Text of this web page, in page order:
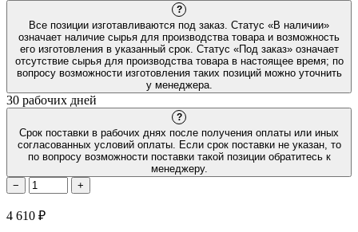
?
Все позиции изготавливаются под заказ. Статус «В наличии»
означает наличие сырья для производства товара и возможность
его изготовления в указанный срок. Статус «Под заказ» означает
отсутствие сырья для производства товара в настоящее время; по
вопросу возможности изготовления таких позиций можно уточнить
у менеджера.
30 рабочих дней
?
Срок поставки в рабочих днях после получения оплаты или иных
согласованных условий оплаты. Если срок поставки не указан, то
по вопросу возможности поставки такой позиции обратитесь к
менеджеру.
−
+
4 610 ₽